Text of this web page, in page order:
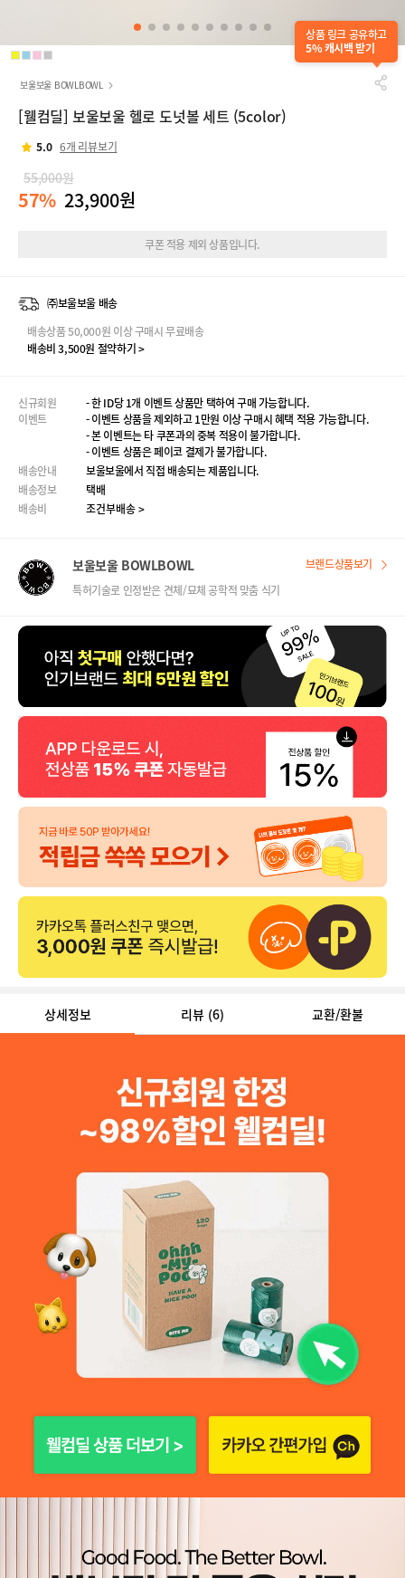
상품 링크 공유하고
5% 캐시백 받기
보울보울 BOWLBOWL
[웰컴딜] 보울보울 헬로 도넛볼 세트 (5color)
5.0 6개 리뷰보기
55,000원
57% 23,900원
쿠폰 적용 제외 상품입니다.
㈜보울보울 배송
배송상품 50,000원 이상 구매시 무료배송
배송비 3,500원 절약하기 >
신규회원
이벤트
- 한 ID당 1개 이벤트 상품만 택하여 구매 가능합니다.
- 이벤트 상품을 제외하고 1만원 이상 구매시 혜택 적용 가능합니다.
- 본 이벤트는 타 쿠폰과의 중복 적용이 불가합니다.
- 이벤트 상품은 페이코 결제가 불가합니다.
배송안내
보울보울에서 직접 배송되는 제품입니다.
배송정보
택배
배송비
조건부배송 >
보울보울 BOWLBOWL
특허기술로 인정받은 견체/묘체 공학적 맞춤 식기
브랜드상품보기
상세정보 리뷰 (6) 교환/환불